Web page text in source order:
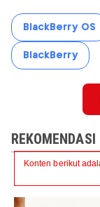
BlackBerry OS
BlackBerry